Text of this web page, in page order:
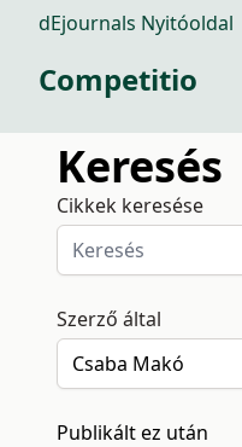
dEjournals Nyitóoldal
Competitio
Keresés
Cikkek keresése
Szerző által
Publikált ez után